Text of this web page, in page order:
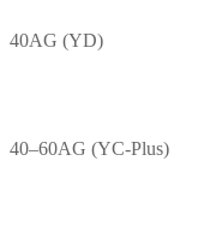
40AG (YD)
40–60AG (YC-Plus)